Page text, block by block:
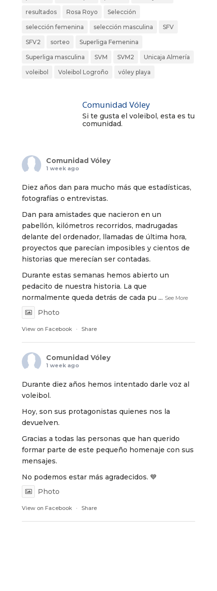
resultados Rosa Royo Selección
selección femenina selección masculina SFV
SFV2 sorteo Superliga Femenina
Superliga masculina SVM SVM2 Unicaja Almería
voleibol Voleibol Logroño vóley playa
Comunidad Vóley
Si te gusta el voleibol, esta es tu
comunidad.
Comunidad Vóley
1 week ago
Diez años dan para mucho más que estadísticas,
fotografías o entrevistas.
Dan para amistades que nacieron en un
pabellón, kilómetros recorridos, madrugadas
delante del ordenador, llamadas de última hora,
proyectos que parecían imposibles y cientos de
historias que merecían ser contadas.
Durante estas semanas hemos abierto un
pedacito de nuestra historia. La que
normalmente queda detrás de cada pu ... See More
Photo
View on Facebook · Share
Comunidad Vóley
1 week ago
Durante diez años hemos intentado darle voz al
voleibol.
Hoy, son sus protagonistas quienes nos la
devuelven.
Gracias a todas las personas que han querido
formar parte de este pequeño homenaje con sus
mensajes.
No podemos estar más agradecidos. 💙
Photo
View on Facebook · Share